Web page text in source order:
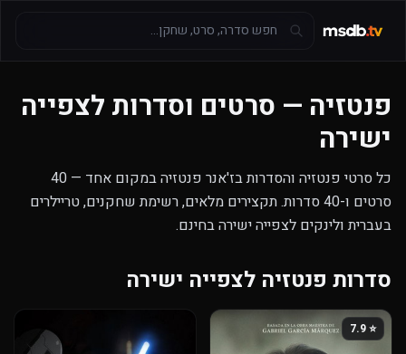
פנטזיה — סרטים וסדרות לצפייה
ישירה
כל סרטי פנטזיה והסדרות בז'אנר פנטזיה במקום אחד — 40
סרטים ו-40 סדרות. תקצירים מלאים, רשימת שחקנים, טריילרים
בעברית ולינקים לצפייה ישירה בחינם.
סדרות פנטזיה לצפייה ישירה
⭐ 7.9